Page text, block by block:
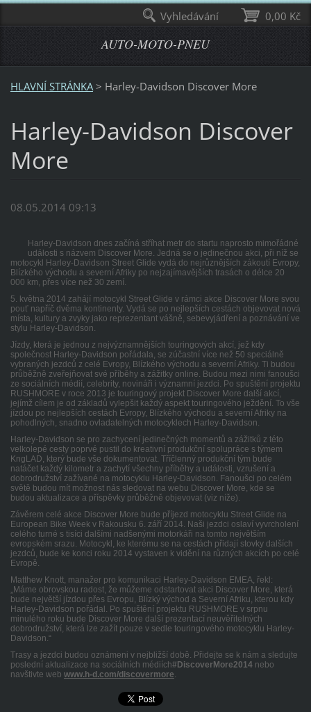
AUTO-MOTO-PNEU
HLAVNÍ STRÁNKA > Harley-Davidson Discover More
Harley-Davidson Discover
More
08.05.2014 09:13
Harley-Davidson dnes začíná stříhat metr do startu naprosto mimořádné
události s názvem Discover More. Jedná se o jedinečnou akci, při níž se
motocykl Harley-Davidson Street Glide vydá do nejrůznějších zákoutí Evropy,
Blízkého východu a severní Afriky po nejzajímavějších trasách o délce 20
000 km, přes více než 30 zemí.
5. května 2014 zahájí motocykl Street Glide v rámci akce Discover More svou
pouť napříč dvěma kontinenty. Vydá se po nejlepších cestách objevovat nová
místa, kultury a zvyky jako reprezentant vášně, sebevyjádření a poznávání ve
stylu Harley-Davidson.
Jízdy, která je jednou z nejvýznamnějších touringových akcí, jež kdy
společnost Harley-Davidson pořádala, se zúčastní více než 50 speciálně
vybraných jezdců z celé Evropy, Blízkého východu a severní Afriky. Ti budou
průběžně zveřejňovat své příběhy a zážitky online. Budou mezi nimi fanoušci
ze sociálních médií, celebrity, novináři i významní jezdci. Po spuštění projektu
RUSHMORE v roce 2013 je touringový projekt Discover More další akcí,
jejímž cílem je od základů vylepšit každý aspekt touringového ježdění. To vše
jízdou po nejlepších cestách Evropy, Blízkého východu a severní Afriky na
pohodlných, snadno ovladatelných motocyklech Harley-Davidson.
Harley-Davidson se pro zachycení jedinečných momentů a zážitků z této
velkolepé cesty poprvé pustil do kreativní produkční spolupráce s týmem
KngLAD, který bude vše dokumentovat. Tříčlenný produkční tým bude
natáčet každý kilometr a zachytí všechny příběhy a události, vzrušení a
dobrodružství zažívané na motocyklu Harley-Davidson. Fanoušci po celém
světě budou mít možnost nás sledovat na webu Discover More, kde se
budou aktualizace a příspěvky průběžně objevovat (viz níže).
Závěrem celé akce Discover More bude příjezd motocyklu Street Glide na
European Bike Week v Rakousku 6. září 2014. Naši jezdci oslaví vyvrcholení
celého turné s tisíci dalšími nadšenými motorkáři na tomto největším
evropském srazu. Motocykl, ke kterému se na cestách přidají stovky dalších
jezdců, bude ke konci roku 2014 vystaven k vidění na různých akcích po celé
Evropě.
Matthew Knott, manažer pro komunikaci Harley-Davidson EMEA, řekl:
„Máme obrovskou radost, že můžeme odstartovat akci Discover More, která
bude největší jízdou přes Evropu, Blízký východ a Severní Afriku, kterou kdy
Harley-Davidson pořádal. Po spuštění projektu RUSHMORE v srpnu
minulého roku bude Discover More další prezentací neuvěřitelných
dobrodružství, která lze zažít pouze v sedle touringového motocyklu Harley-
Davidson.“
Trasy a jezdci budou oznámeni v nejbližší době. Přidejte se k nám a sledujte
poslední aktualizace na sociálních médiích#DiscoverMore2014nebo
navštivte web www.h-d.com/discovermore.
0,00 Kč
Vyhledávání